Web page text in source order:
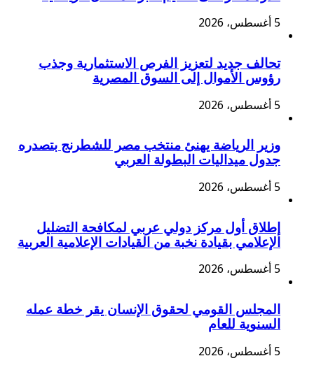
5 أغسطس، 2026
تحالف جديد لتعزيز الفرص الاستثمارية وجذب
رؤوس الأموال إلى السوق المصرية
5 أغسطس، 2026
وزير الرياضة يهنئ منتخب مصر للشطرنج بتصدره
جدول ميداليات البطولة العربي
5 أغسطس، 2026
إطلاق أول مركز دولي عربي لمكافحة التضليل
الإعلامي بقيادة نخبة من القيادات الإعلامية العربية
5 أغسطس، 2026
المجلس القومي لحقوق الإنسان يقر خطة عمله
السنوية للعام
5 أغسطس، 2026